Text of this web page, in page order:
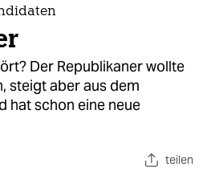
Der Republikaner wollte
steigt aber aus dem
hat schon eine neue
teilen